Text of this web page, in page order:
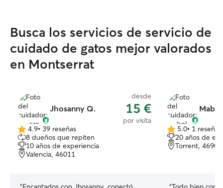
Busca los servicios de servicio de
cuidado de gatos mejor valorados
en Montserrat
Jhosanny Q.
desde
15 €
por visita
4.9
de
5
estrellas
4.9• 39 reseñas
8 dueños que repiten
10 años de experiencia
Valencia, 46011
5.0
de
5
5.0• 1 reseña
20 años de
Torrent, 46900